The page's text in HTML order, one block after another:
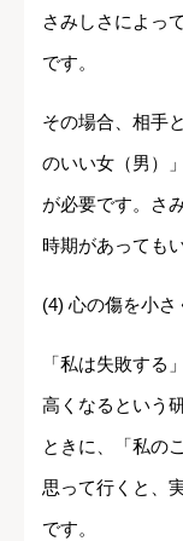
さみしさによっ
です。
その場合、相手
のいい女（男）
が必要です。さ
時期があっても
(4) 心の傷を小
「私は失敗する
高くなるという
ときに、「私の
思って行くと、
です。